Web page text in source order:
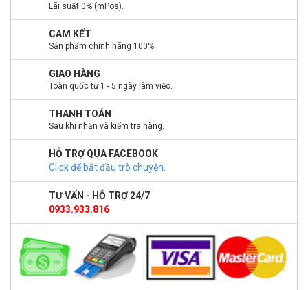
Lãi suất 0% (mPos).
CAM KẾT
Sản phẩm chính hãng 100%.
GIAO HÀNG
Toàn quốc từ 1 - 5 ngày làm việc.
THANH TOÁN
Sau khi nhận và kiểm tra hàng.
HỖ TRỢ QUA FACEBOOK
Click để bắt đầu trò chuyện.
TƯ VẤN - HỖ TRỢ 24/7
0933.933.816